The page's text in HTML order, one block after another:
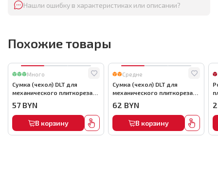
Нашли ошибку в характеристиках или описании?
Похожие товары
Много
Сумка (чехол) DLT для
механического плиткореза
57 BYN
В корзину
Средне
Сумка (чехол) DLT для
механического плиткореза
62 BYN
В корзину